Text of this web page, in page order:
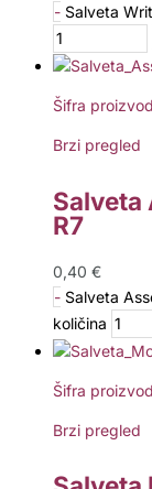
- Salveta
Šifra
Brzi pregled
Salveta
R7
0,40 €
- Salveta
količina
Šifra
Brzi pregled